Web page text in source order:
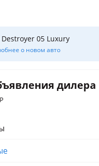
Destroyer 05 Luxury
о новом авто
дилера